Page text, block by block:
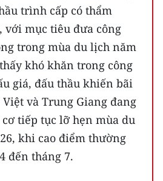
trình cấp có thẩm
với mục tiêu đưa công
trong mùa du lịch năm
khó khăn trong công
giá, đấu thầu khiến bãi
và Trung Giang đang
tiếp tục lỡ hẹn mùa du
khi cao điểm thường
đến tháng 7.